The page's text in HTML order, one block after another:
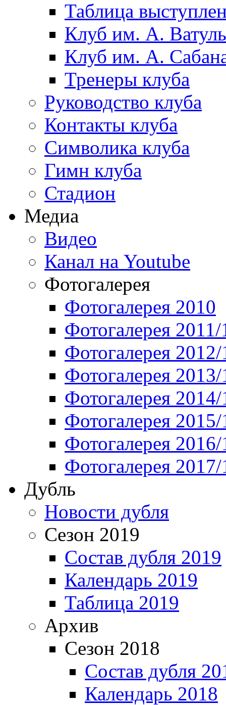
Таблица
Клуб им. А.
Клуб им. А.
Тренеры клуба
Руководство клуба
Контакты клуба
Символика клуба
Гимн клуба
Стадион
Медиа
Видео
Канал на Youtube
Фотогалерея
Фотогалерея 2010
Фотогалерея 2011/
Фотогалерея
Фотогалерея
Фотогалерея
Фотогалерея
Фотогалерея
Фотогалерея
Дубль
Новости дубля
Сезон 2019
Состав дубля 2019
Календарь 2019
Таблица 2019
Архив
Сезон 2018
Состав дубля
Календарь 2018